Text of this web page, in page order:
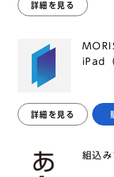
詳細を見る
iPad
詳細を見る
組込み